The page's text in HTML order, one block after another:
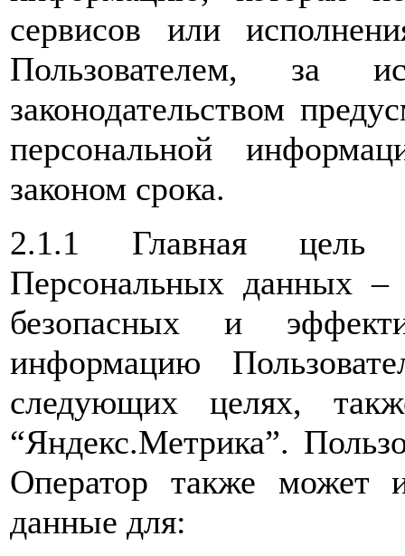
сервисов или
Пользователем, за
законодательством
персональной
законом срока.
2.1.1 Главная цель
Персональных данных –
безопасных и
информацию
следующих целях,
“Яндекс.Метрика”.
Оператор также может
данные для: